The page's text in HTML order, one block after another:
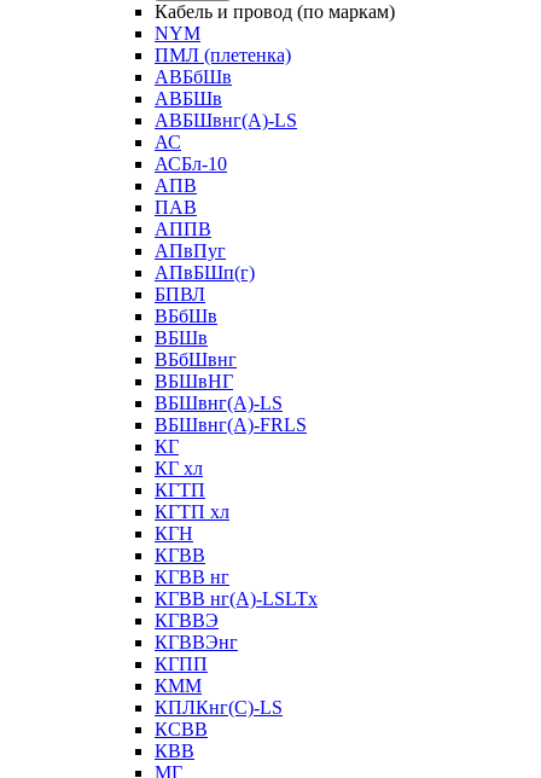
Кабель и провод (по маркам)
NYM
ПМЛ (плетенка)
АВБбШв
АВБШв
АВБШвнг(А)-LS
АС
АСБл-10
АПВ
ПАВ
АППВ
АПвПуг
АПвБШп(г)
БПВЛ
ВБбШв
ВБШв
ВБбШвнг
ВБШвНГ
ВБШвнг(А)-LS
ВБШвнг(А)-FRLS
КГ
КГ хл
КГТП
КГТП хл
КГН
КГВВ
КГВВ нг
КГВВ нг(А)-LSLTx
КГВВЭ
КГВВЭнг
КГПП
КММ
КПЛКнг(C)-LS
КСВВ
КВВ
МГ